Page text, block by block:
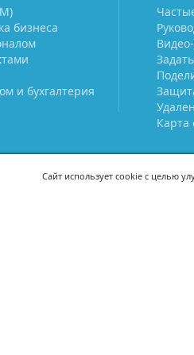
бизнеса
и бухгалтерия
Карта
Сайт использует cookie с целью